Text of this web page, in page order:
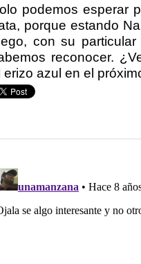
podemos esperar
porque estando
con su
reconocer.
erizo azul en el